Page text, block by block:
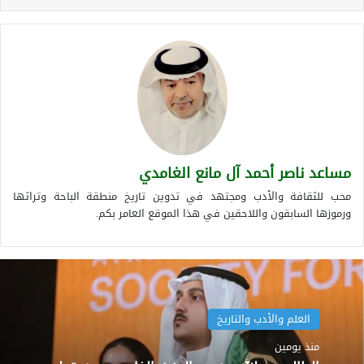
مساعد ناصر أحمد آل مانع الغامدي
محب للثقافة والأدب ومجتهد في تدوين تاريخ منطقة الباحة وتراثها
ورموزها السابقون واللاحقين في هذا الموقع العامر بكم.
العلم والأدب والتاريخ
منذ يومين